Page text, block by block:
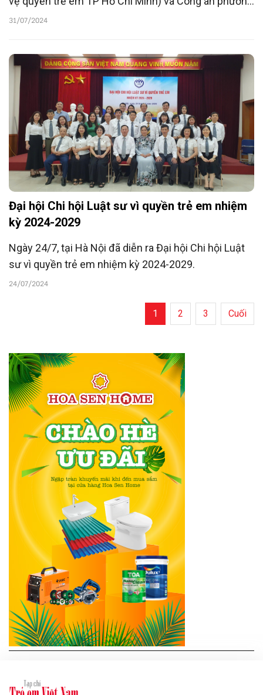
Bến Nghé (quận 1, TP Hồ Chí Minh) nhằm bảo vệ và
tốt hơn.
31/07/2024
Đại hội Chi hội Luật sư vì quyền trẻ em nhiệm
kỳ 2024-2029
Ngày 24/7, tại Hà Nội đã diễn ra Đại hội Chi hội Luật
sư vì quyền trẻ em nhiệm kỳ 2024-2029.
24/07/2024
1 2 3 Cuối